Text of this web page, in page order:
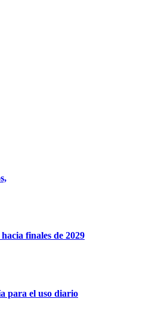
finales de 2029
para el uso diario